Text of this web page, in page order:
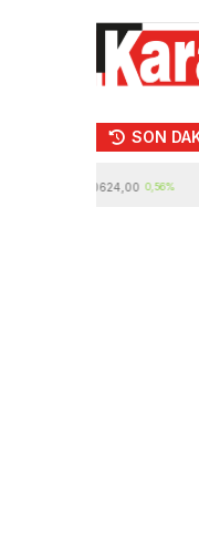
SON
10624,00 0,56%